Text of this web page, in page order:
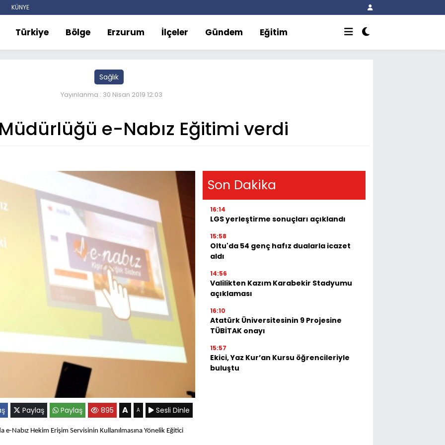
KÜNYE
Türkiye Bölge Erzurum İlçeler Gündem Eğitim
Sağlık
Yayınlanma : 30 Nisan 2019 12:03
e-Nabız Eğitimi verdi
Paylaş Paylaş 895 A A Sesli Dinle
Nabız Hekim Erişim Servisinin Kullanılmasına Yönelik Eğitici
Son Dakika
16:14
LGS yerleştirme sonuçları açıklandı
15:58
Oltu'da 54 genç hafız dualarla icazet
aldı
14:56
Valilikten Kazım Karabekir Stadyumu
açıklaması
16:10
Atatürk Üniversitesinin 9 Projesine
TÜBİTAK onayı
15:57
Ekici, Yaz Kur’an Kursu öğrencileriyle
buluştu